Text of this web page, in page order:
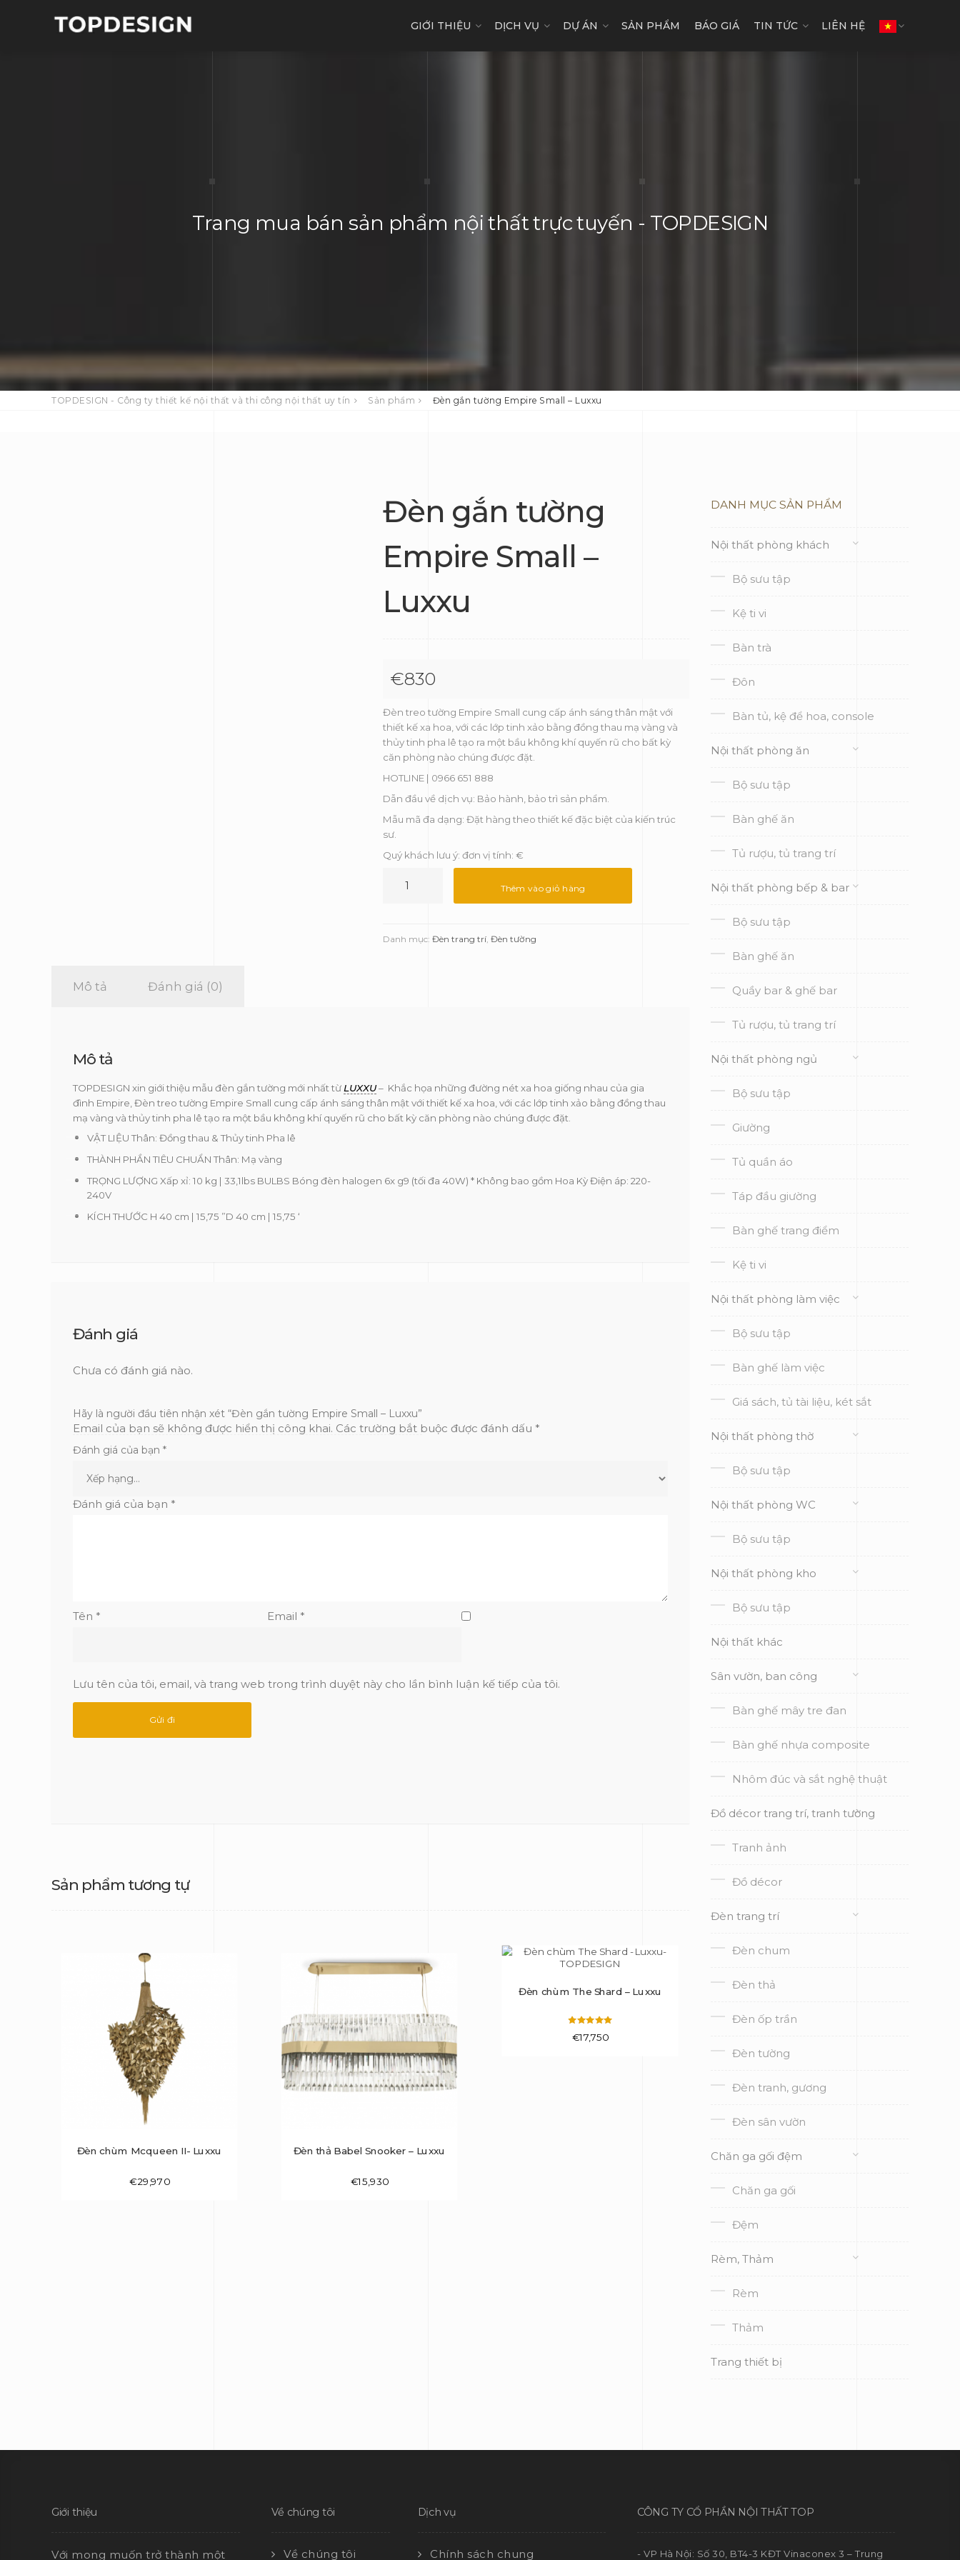
GIỚI THIỆU DỊCH VỤ DỰ ÁN SẢN PHẨM BÁO GIÁ TIN TỨC LIÊN HỆ
Trang mua bán sản phẩm nội thất trực tuyến - TOPDESIGN
TOPDESIGN - Công ty thiết kế nội thất và thi công nội thất uy tín Sản phẩm Đèn gắn tường Empire Small – Luxxu
Đèn gắn tường
Empire Small –
Luxxu
€830
Đèn treo tường Empire Small cung cấp ánh sáng thân mật với
thiết kế xa hoa, với các lớp tinh xảo bằng đồng thau mạ vàng và
thủy tinh pha lê tạo ra một bầu không khí quyến rũ cho bất kỳ
căn phòng nào chúng được đặt.
HOTLINE | 0966 651 888
Dẫn đầu về dịch vụ: Bảo hành, bảo trì sản phẩm.
Mẫu mã đa dạng: Đặt hàng theo thiết kế đặc biệt của kiến trúc
sư.
Quý khách lưu ý: đơn vị tính: €
-
Thêm vào giỏ hàng
Danh mục:Đèn trang trí,Đèn tường
Mô tả Đánh giá (0)
Mô tả
TOPDESIGN xin giới thiệu mẫu đèn gắn tường mới nhất từ LUXXU– Khắc họa những đường nét xa hoa giống nhau của gia
đình Empire, Đèn treo tường Empire Small cung cấp ánh sáng thân mật với thiết kế xa hoa, với các lớp tinh xảo bằng đồng thau
mạ vàng và thủy tinh pha lê tạo ra một bầu không khí quyến rũ cho bất kỳ căn phòng nào chúng được đặt.
VẬT LIỆU Thân: Đồng thau & Thủy tinh Pha lê
THÀNH PHẦN TIÊU CHUẨN Thân: Mạ vàng
TRỌNG LƯỢNG Xấp xỉ: 10 kg | 33,1lbs BULBS Bóng đèn halogen 6x g9 (tối đa 40W) * Không bao gồm Hoa Kỳ Điện áp: 220-
240V
KÍCH THƯỚC H 40 cm | 15,75 ”D 40 cm | 15,75 ‘
Đánh giá
Chưa có đánh giá nào.
Hãy là người đầu tiên nhận xét “Đèn gắn tường Empire Small – Luxxu”
Email của bạn sẽ không được hiển thị công khai. Các trường bắt buộc được đánh dấu *
Đánh giá của bạn *
Đánh giá của bạn *
Tên * Email *
Lưu tên của tôi, email, và trang web trong trình duyệt này cho lần bình luận kế tiếp của tôi.
Sản phẩm tương tự
Đèn chùm Mcqueen II- Luxxu
€29,970
Đèn thả Babel Snooker – Luxxu
€15,930
Đèn chùm The Shard – Luxxu
hạng
€17,750
DANH MỤC SẢN PHẨM
Nội thất phòng khách
Bộ sưu tập
Kệ ti vi
Bàn trà
Đôn
Bàn tủ, kệ để hoa, console
Nội thất phòng ăn
Bộ sưu tập
Bàn ghế ăn
Tủ rượu, tủ trang trí
Nội thất phòng bếp & bar
Bộ sưu tập
Bàn ghế ăn
Quầy bar & ghế bar
Tủ rượu, tủ trang trí
Nội thất phòng ngủ
Bộ sưu tập
Giường
Tủ quần áo
Táp đầu giường
Bàn ghế trang điểm
Kệ ti vi
Nội thất phòng làm việc
Bộ sưu tập
Bàn ghế làm việc
Giá sách, tủ tài liệu, két sắt
Nội thất phòng thờ
Bộ sưu tập
Nội thất phòng WC
Bộ sưu tập
Nội thất phòng kho
Bộ sưu tập
Nội thất khác
Sân vườn, ban công
Bàn ghế mây tre đan
Bàn ghế nhựa composite
Nhôm đúc và sắt nghệ thuật
Đồ décor trang trí, tranh tường
Tranh ảnh
Đồ décor
Đèn trang trí
Đèn chum
Đèn thả
Đèn ốp trần
Đèn tường
Đèn tranh, gương
Đèn sân vườn
Chăn ga gối đệm
Chăn ga gối
Đệm
Rèm, Thảm
Rèm
Thảm
Trang thiết bị
Giới thiệu
Với mong muốn trở thành một
Về chúng tôi
Về chúng tôi
Dịch vụ
Chính sách chung
CÔNG TY CỔ PHẦN NỘI THẤT TOP
- VP Hà Nội: Số 30, BT4-3 KĐT Vinaconex 3 – Trung